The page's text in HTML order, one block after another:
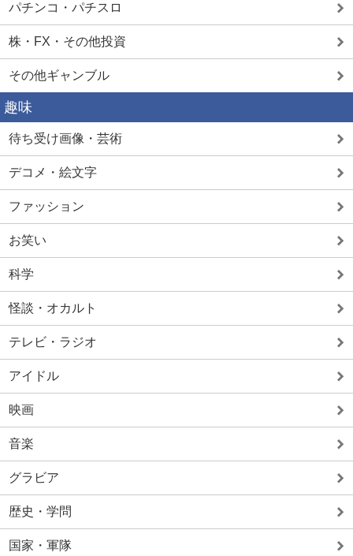
パチンコ・パチスロ
株・FX・その他投資
その他ギャンブル
趣味
待ち受け画像・芸術
デコメ・絵文字
ファッション
お笑い
科学
怪談・オカルト
テレビ・ラジオ
アイドル
映画
音楽
グラビア
歴史・学問
国家・軍隊